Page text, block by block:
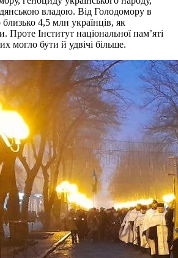
владою. Від Голодомору в
4,5 млн українців, як
Проте Інститут національної пам’яті
могло бути й удвічі більше.